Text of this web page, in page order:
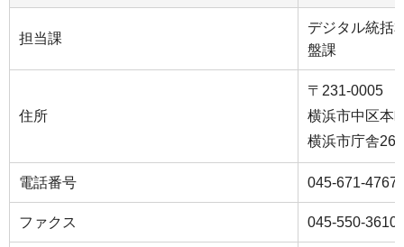
担当課
デジタル統括
盤課
住所
〒231-0005
横浜市中区本
横浜市庁舎26
電話番号 045-671-4767
ファクス 045-550-3610